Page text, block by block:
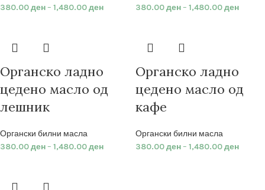
380.00ден– 1,480.00ден
380.00ден– 1,480.00ден
Органско ладно
цедено масло од
лешник
Органски билни масла
380.00ден– 1,480.00ден
Органско ладно
цедено масло од
кафе
Органски билни масла
380.00ден– 1,480.00ден